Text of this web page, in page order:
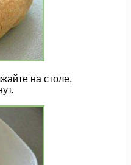
на столе,